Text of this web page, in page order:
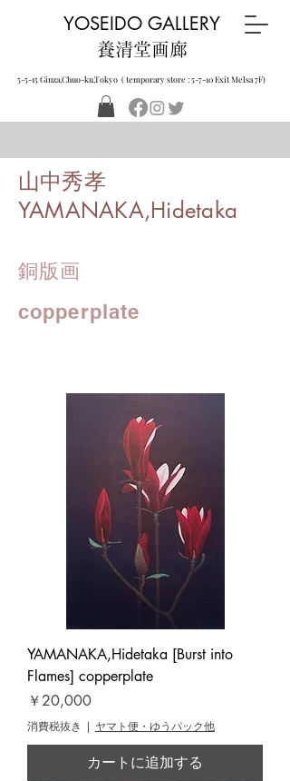
YOSEIDO GALLERY
養清堂画廊
5-5-15 Ginza,Chuo-ku,Tokyo ( temporary store : 5-7-10 Exit Melsa 7F)
山中秀孝
YAMANAKA,Hidetaka
銅版画
copperplate
YAMANAKA,Hidetaka [Burst into
Flames] copperplate
価格
￥20,000
消費税抜き | ヤマト便・ゆうパック他
カートに追加する